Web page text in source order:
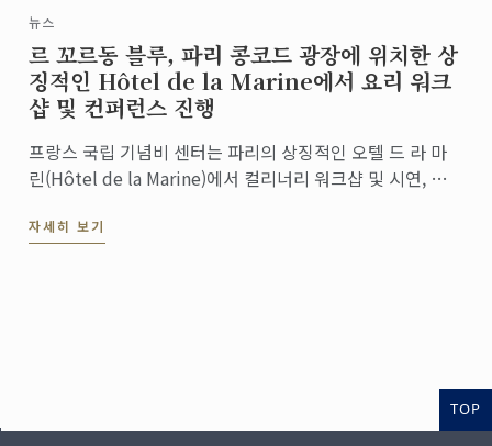
뉴스
르 꼬르동 블루, 파리 콩코드 광장에 위치한 상
징적인 Hôtel de la Marine에서 요리 워크
샵 및 컨퍼런스 진행
프랑스 국립 기념비 센터는 파리의 상징적인 오텔 드 라 마
린(Hôtel de la Marine)에서 컬리너리 워크샵 및 시연, 다
리 아트 및 호스피탈리티 매니지먼트 교육기관인 르 꼬르동
자세히 보기
TOP